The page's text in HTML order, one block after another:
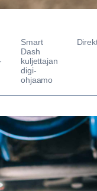
Smart
Dash
kuljettajan
digi-
ohjaamo